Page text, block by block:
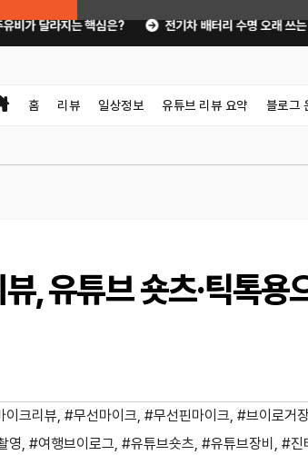
? 전기차 배터리 수명 오래 쓰는 충전·관리 습관｜주
홈 리뷰 일상정보 유튜브 리뷰 요약 블로그
, 유튜브 숏츠·틱톡용
이크리뷰, #무선마이크, #무선핀마이크, #브이로거장
영, #여행브이로그, #유튜브숏츠, #유튜브장비 , #진